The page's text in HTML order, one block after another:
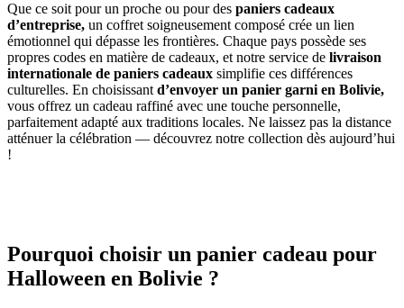
Que ce soit pour un proche ou pour des paniers cadeaux
d’entreprise, un coffret soigneusement composé crée un lien
émotionnel qui dépasse les frontières. Chaque pays possède ses
propres codes en matière de cadeaux, et notre service de livraison
internationale de paniers cadeaux simplifie ces différences
culturelles. En choisissant d’envoyer un panier garni en Bolivie,
vous offrez un cadeau raffiné avec une touche personnelle,
parfaitement adapté aux traditions locales. Ne laissez pas la distance
atténuer la célébration — découvrez notre collection dès aujourd’hui
!
Pourquoi choisir un panier cadeau pour
Halloween en Bolivie ?